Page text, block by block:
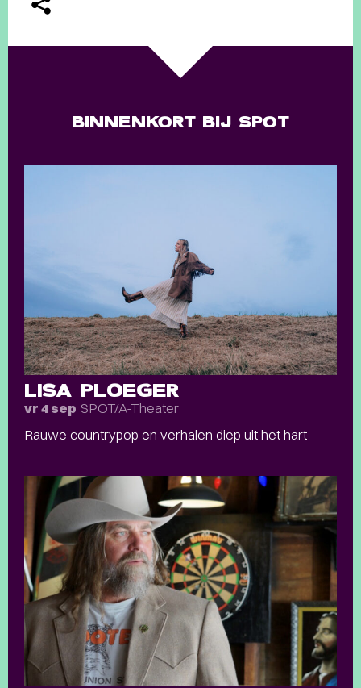
BINNENKORT BIJ SPOT
LISA PLOEGER
vr 4 sep SPOT/A-Theater
Rauwe countrypop en verhalen diep uit het hart